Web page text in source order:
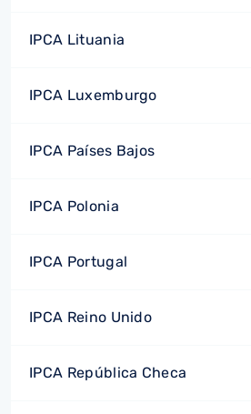
IPCA Lituania
IPCA Luxemburgo
IPCA Países Bajos
IPCA Polonia
IPCA Portugal
IPCA Reino Unido
IPCA República Checa